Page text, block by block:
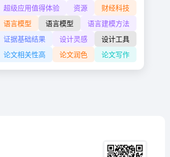
超级应用值得体验
资源
财经科技
语言模型
语言模型
语言建模方法
证据基础结果
设计灵感
设计工具
论文相关性高
论文润色 论文写作